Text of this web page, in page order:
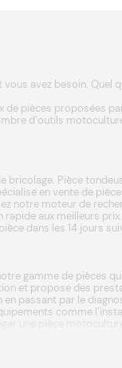
avez besoin. Quel
pièces proposées
d’outils
bricolage. Pièce
en vente de
notre moteur de
aux meilleurs
dans les 14 jours
gamme de pièces
et propose des
passant par le
comme
une pièce
charger une